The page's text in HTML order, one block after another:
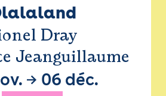
Dray
Jeanguillaume
→ 06 déc.